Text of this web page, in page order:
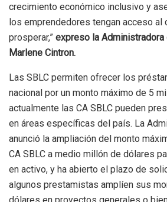
crecimiento económico inclusivo y
los emprendedores tengan acceso al
prosperar,” expreso la Administradora
Marlene Cintron.
Las SBLC permiten ofrecer los
nacional por un monto máximo de 5
actualmente las CA SBLC pueden
en áreas específicas del país. La
anunció la ampliación del monto
CA SBLC a medio millón de dólares
en activo, y ha abierto el plazo de
algunos prestamistas amplíen sus
dólares en proyectos generales o